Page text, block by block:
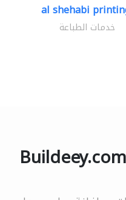
al shehabi
خدمات الطباعة
Buildeey.com